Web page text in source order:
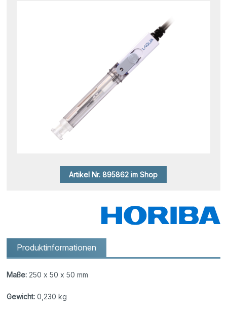
Artikel Nr. 895862 im Shop
Produktinformationen
Maße: 250 x 50 x 50 mm
Gewicht: 0,230 kg